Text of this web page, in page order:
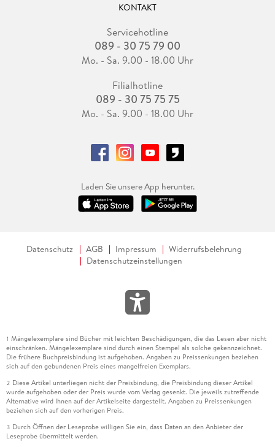
KONTAKT
Servicehotline
089 - 30 75 79 00
Mo. - Sa. 9.00 - 18.00 Uhr
Filialhotline
089 - 30 75 75 75
Mo. - Sa. 9.00 - 18.00 Uhr
Laden Sie unsere App herunter.
Datenschutz AGB Impressum
Widerrufsbelehrung
Datenschutzeinstellungen
1 Mängelexemplare sind Bücher mit leichten Beschädigungen, die das Lesen aber nicht
einschränken. Mängelexemplare sind durch einen Stempel als solche gekennzeichnet.
Die frühere Buchpreisbindung ist aufgehoben. Angaben zu Preissenkungen beziehen
sich auf den gebundenen Preis eines mangelfreien Exemplars.
2 Diese Artikel unterliegen nicht der Preisbindung, die Preisbindung dieser Artikel
wurde aufgehoben oder der Preis wurde vom Verlag gesenkt. Die jeweils zutreffende
Alternative wird Ihnen auf der Artikelseite dargestellt. Angaben zu Preissenkungen
beziehen sich auf den vorherigen Preis.
3 Durch Öffnen der Leseprobe willigen Sie ein, dass Daten an den Anbieter der
Leseprobe übermittelt werden.